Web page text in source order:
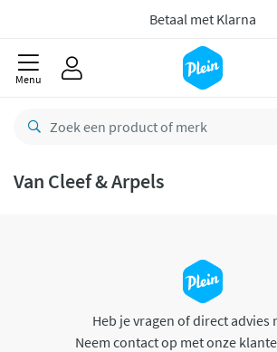
Betaal met Klarna
Menu
Van Cleef & Arpels
Heb je vragen of direct advies
Neem contact op met onze